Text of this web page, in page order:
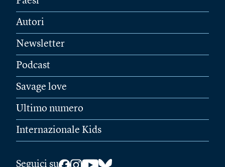
Autori
Newsletter
Podcast
Savage love
Ultimo numero
Internazionale Kids
Seguici su